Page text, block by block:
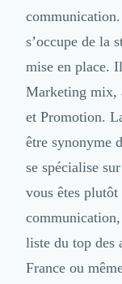
Packaging &
Support Client
Téléphonie &
Maintenance et
BI, Analytics & Big
Graphisme &
Recherche Utilisateur
Stratégie Digitale
Développement
Création de Site Internet
s’occupe de la
mise en place.
Marketing mix,
et Promotion.
être synonyme
se spécialise
vous êtes plutôt
communication,
liste du top des
Franceou